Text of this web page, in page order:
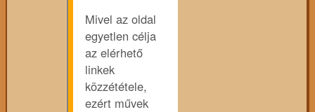
Mivel az oldal
egyetlen célja
az elérhető
linkek
közzététele,
ezért művek